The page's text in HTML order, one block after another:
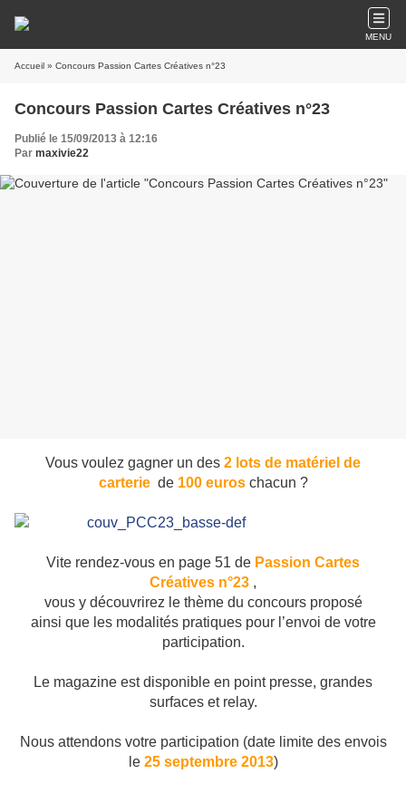
MENU
Accueil » Concours Passion Cartes Créatives n°23
Concours Passion Cartes Créatives n°23
Publié le 15/09/2013 à 12:16
Par maxivie22
Vous voulez gagner un des 2 lots de matériel de
carterie de 100 euroschacun ?
Vite rendez-vous en page 51 de Passion Cartes
Créatives n°23 ,
vous y découvrirez le thème du concours proposé
ainsi que les modalités pratiques pour l’envoi de votre
participation.
Le magazine est disponible en point presse, grandes
surfaces et relay.
Nous attendons votre participation (date limite des envois
le 25 septembre 2013)